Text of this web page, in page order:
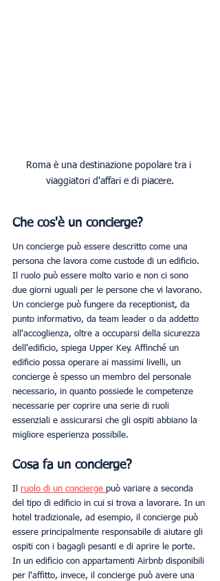
Roma è una destinazione popolare tra i
viaggiatori d'affari e di piacere.
Che cos'è un concierge?
Un concierge può essere descritto come una
persona che lavora come custode di un edificio.
Il ruolo può essere molto vario e non ci sono
due giorni uguali per le persone che vi lavorano.
Un concierge può fungere da receptionist, da
punto informativo, da team leader o da addetto
all'accoglienza, oltre a occuparsi della sicurezza
dell'edificio, spiega Upper Key. Affinché un
edificio possa operare ai massimi livelli, un
concierge è spesso un membro del personale
necessario, in quanto possiede le competenze
necessarie per coprire una serie di ruoli
essenziali e assicurarsi che gli ospiti abbiano la
migliore esperienza possibile.
Cosa fa un concierge?
Il ruolo di un concierge può variare a seconda
del tipo di edificio in cui si trova a lavorare. In un
hotel tradizionale, ad esempio, il concierge può
essere principalmente responsabile di aiutare gli
ospiti con i bagagli pesanti e di aprire le porte.
In un edificio con appartamenti Airbnb disponibili
per l'affitto, invece, il concierge può avere una